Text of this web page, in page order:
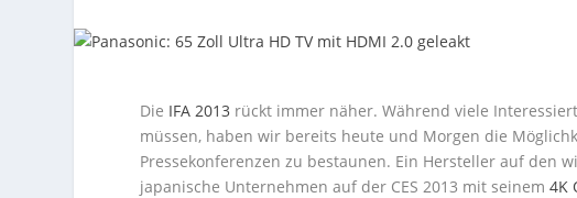
Die IFA 2013 rückt immer näher. Während viele
müssen, haben wir bereits heute und Morgen die
Pressekonferenzen zu bestaunen. Ein Hersteller auf den
japanische Unternehmen auf der CES 2013 mit seinem4K